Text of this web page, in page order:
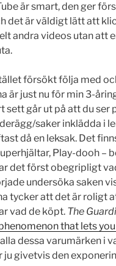
är smart, den ger
det är väldigt lätt att
andra videos utan att
försökt följa med
är just nu för min 3-
sett går ut på att du ser
saker inklädda i
då en leksak. Det
Play-dooh –
det först obegripligt
undersöka saken
tycker att det är roligt
vad de köpt. The
that lets
dessa varumärken i
givetvis den